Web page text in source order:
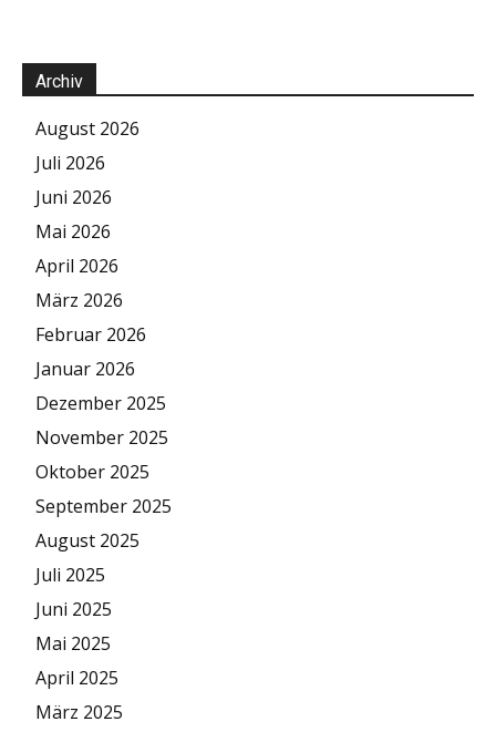
Archiv
August 2026
Juli 2026
Juni 2026
Mai 2026
April 2026
März 2026
Februar 2026
Januar 2026
Dezember 2025
November 2025
Oktober 2025
September 2025
August 2025
Juli 2025
Juni 2025
Mai 2025
April 2025
März 2025